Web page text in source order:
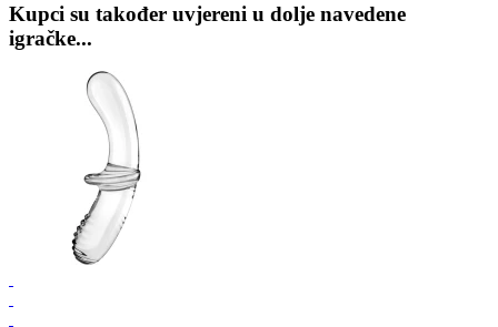
Kupci su također uvjereni u dolje navedene
igračke...